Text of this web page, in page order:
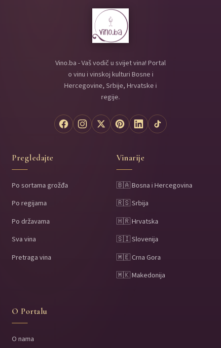
Vino.ba - Vaš vodič u svijet vina! Portal
o vinu i vinskoj kulturi Bosne i
Hercegovine, Srbije, Hrvatske i
regije.
Pregledajte
Po sortama grožđa
Po regijama
Po državama
Sva vina
Pretraga vina
Vinarije
🇧🇦 Bosna i Hercegovina
🇷🇸 Srbija
🇭🇷 Hrvatska
🇸🇮 Slovenija
🇲🇪 Crna Gora
🇲🇰 Makedonija
O Portalu
O nama